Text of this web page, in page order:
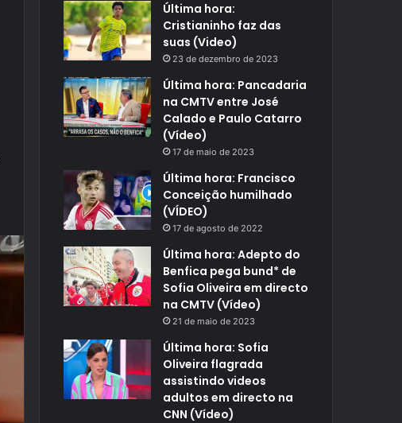
Última hora:
Cristianinho faz das
suas (Video)
23 de dezembro de 2023
Última hora: Pancadaria
na CMTV entre José
Calado e Paulo Catarro
(Vídeo)
17 de maio de 2023
Última hora: Francisco
Conceição humilhado
(VÍDEO)
17 de agosto de 2022
Última hora: Adepto do
Benfica pega bund* de
Sofia Oliveira em directo
na CMTV (Vídeo)
21 de maio de 2023
Última hora: Sofia
Oliveira flagrada
assistindo videos
adultos em directo na
CNN (Vídeo)